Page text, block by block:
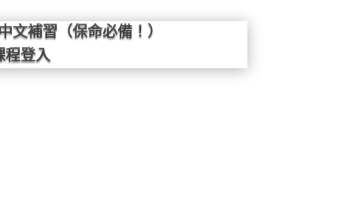
文補習（保命必備！）
程登入